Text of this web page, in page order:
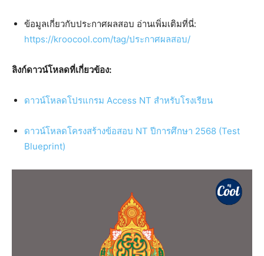
ข้อมูลเกี่ยวกับประกาศผลสอบ อ่านเพิ่มเติมที่นี่:
https://kroocool.com/tag/ประกาศผลสอบ/
ลิงก์ดาวน์โหลดที่เกี่ยวข้อง:
ดาวน์โหลดโปรแกรม Access NT สำหรับโรงเรียน
ดาวน์โหลดโครงสร้างข้อสอบ NT ปีการศึกษา 2568 (Test
Blueprint)